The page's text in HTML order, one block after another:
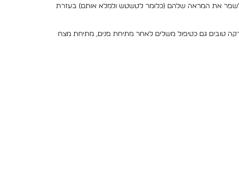
לשפר את המראה שלהם (כלומר לטשטש ולמלא אותם) בעזרת
טובים גם כטיפול משלים לאחר מתיחת פנים, מתיחת מצח